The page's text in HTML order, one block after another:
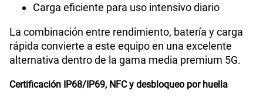
Carga eficiente para uso intensivo diario
La combinación entre rendimiento, batería y carga
rápida convierte a este equipo en una excelente
alternativa dentro de la gama media premium 5G.
Certificación IP68/IP69, NFC y desbloqueo por huella